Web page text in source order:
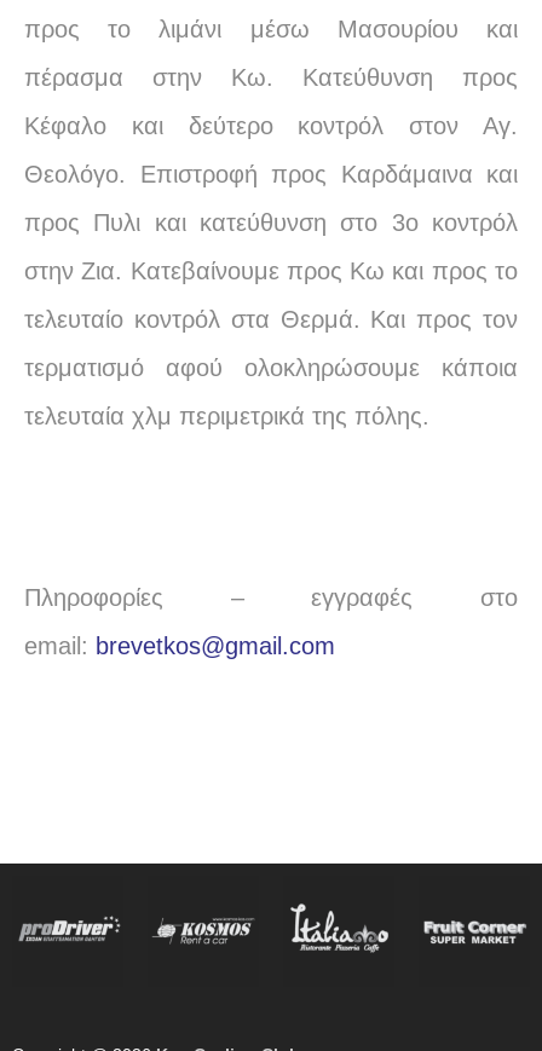
προς το λιμάνι μέσω Μασουρίου και
πέρασμα στην Κω. Κατεύθυνση προς
Κέφαλο και δεύτερο κοντρόλ στον Αγ.
Θεολόγο. Επιστροφή προς Καρδάμαινα και
προς Πυλι και κατεύθυνση στο 3ο κοντρόλ
στην Ζια. Κατεβαίνουμε προς Κω και προς το
τελευταίο κοντρόλ στα Θερμά. Και προς τον
τερματισμό αφού ολοκληρώσουμε κάποια
τελευταία χλμ περιμετρικά της πόλης.
Πληροφορίες – εγγραφές στο
email: brevetkos@gmail.com